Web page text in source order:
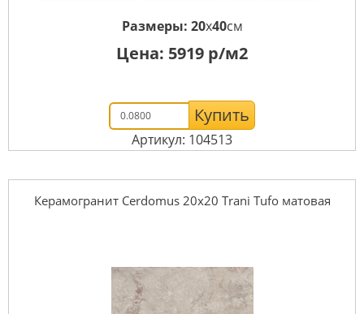
Размеры: 20x40см
Цена: 5919 р/м2
Купить
Артикул: 104513
Керамогранит Cerdomus 20x20 Trani Tufo матовая